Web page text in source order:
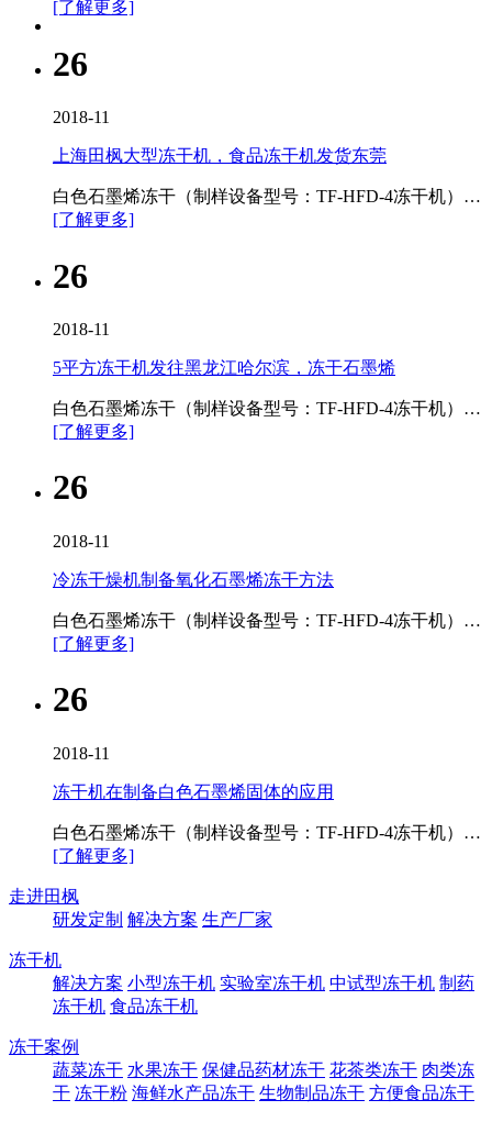
[了解更多]
26
2018-11
上海田枫大型冻干机，食品冻干机发货东莞
白色石墨烯冻干（制样设备型号：TF-HFD-4冻干机）…
[了解更多]
26
2018-11
5平方冻干机发往黑龙江哈尔滨，冻干石墨烯
白色石墨烯冻干（制样设备型号：TF-HFD-4冻干机）…
[了解更多]
26
2018-11
冷冻干燥机制备氧化石墨烯冻干方法
白色石墨烯冻干（制样设备型号：TF-HFD-4冻干机）…
[了解更多]
26
2018-11
冻干机在制备白色石墨烯固体的应用
白色石墨烯冻干（制样设备型号：TF-HFD-4冻干机）…
[了解更多]
走进田枫
研发定制 解决方案 生产厂家
冻干机
解决方案 小型冻干机 实验室冻干机 中试型冻干机 制药
冻干机 食品冻干机
冻干案例
蔬菜冻干 水果冻干 保健品药材冻干 花茶类冻干 肉类冻
干 冻干粉 海鲜水产品冻干 生物制品冻干 方便食品冻干